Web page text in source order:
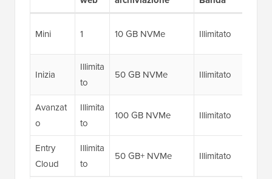
Mini 1 10 GB NVMe Illimitato
Inizia
Illimita
to
50 GB NVMe Illimitato
Avanzat
o
Illimita
to
100 GB NVMe Illimitato
Entry
Cloud
Illimita
to
50 GB+ NVMe Illimitato